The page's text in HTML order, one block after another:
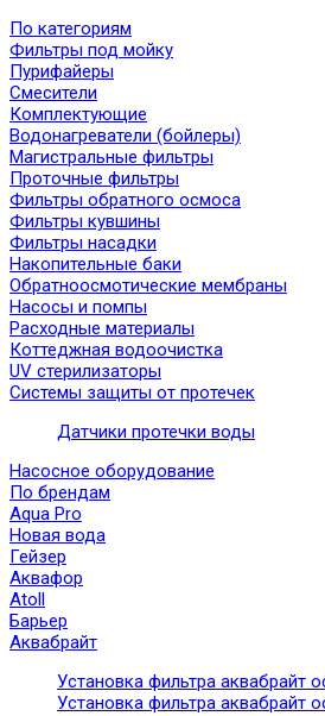
По категориям
Фильтры под мойку
Пурифайеры
Смесители
Комплектующие
Водонагреватели (бойлеры)
Магистральные фильтры
Проточные фильтры
Фильтры обратного осмоса
Фильтры кувшины
Фильтры насадки
Накопительные баки
Обратноосмотические мембраны
Насосы и помпы
Расходные материалы
Коттеджная водоочистка
UV стерилизаторы
Системы защиты от протечек
Датчики протечки воды
Насосное оборудование
По брендам
Aqua Pro
Новая вода
Гейзер
Аквафор
Atoll
Барьер
Аквабрайт
Установка фильтра аквабрайт
Установка фильтра аквабрайт